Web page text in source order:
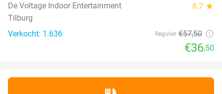
De Voltage Indoor Entertainment 8.7 star
Tilburg
Verkocht: 1.636
Regulier €57,50
€36,50